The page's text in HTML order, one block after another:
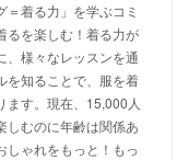
着る力」を学ぶコミ
るを楽しむ！着る力が
、様々なレッスンを通
を知ることで、服を着
ます。現在、15,000人
しむのに年齢は関係あ
しゃれをもっと！もっ